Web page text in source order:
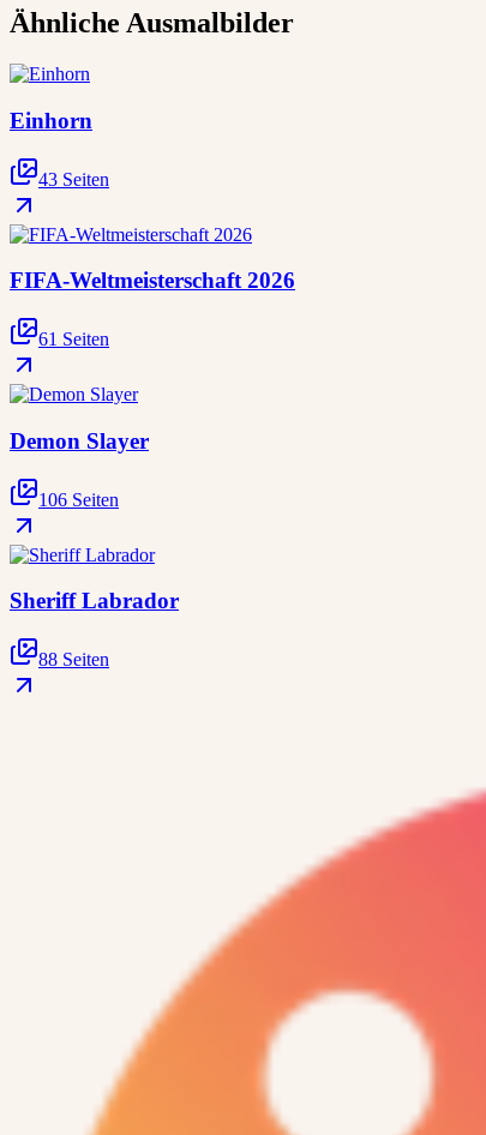
Ähnliche Ausmalbilder
Einhorn
43 Seiten
FIFA-Weltmeisterschaft 2026
61 Seiten
Demon Slayer
106 Seiten
Sheriff Labrador
88 Seiten